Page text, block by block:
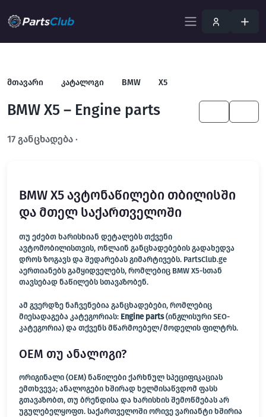
მთავარი კატალოგი BMW X5
BMW X5 – Engine parts
17 განცხადება ·
BMW X5 ავტონაწილები თბილისში
და მთელ საქართველოში
თუ ეძებთ ხარისხიან დეტალებს თქვენი
ავტომობილისთვის, ონლაინ განცხადებების გადახედვა
დროს ზოგავს და შედარებას გიმარტივებს. PartsClub.ge
აერთიანებს გამყიდველებს, რომლებიც BMW X5-სთან
თავსებად ნაწილებს სთავაზობენ.
ამ გვერდზე ნაჩვენებია განცხადებები, რომლებიც
მიესადაგება კატეგორიას: Engine parts(ინგლისური SEO-
კატეგორია) და თქვენს მწარმოებელ/მოდელის ფილტრს.
OEM თუ ანალოგი?
ორიგინალი (OEM) ნაწილები ქარხნულ სპეციფიკაციას
ემთხვევა; ანალოგები ხშირად ხელმისაწვდომ ფასს
გთავაზობთ, თუ ბრენდისა და ხარისხის შემოწმებას არ
უგულებელყოფთ. საქართველოში ორივე ვარიანტი ხშირია